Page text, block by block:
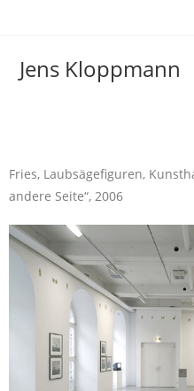
Jens Kloppmann
Fries, Laubsägefiguren,
andere Seite“, 2006